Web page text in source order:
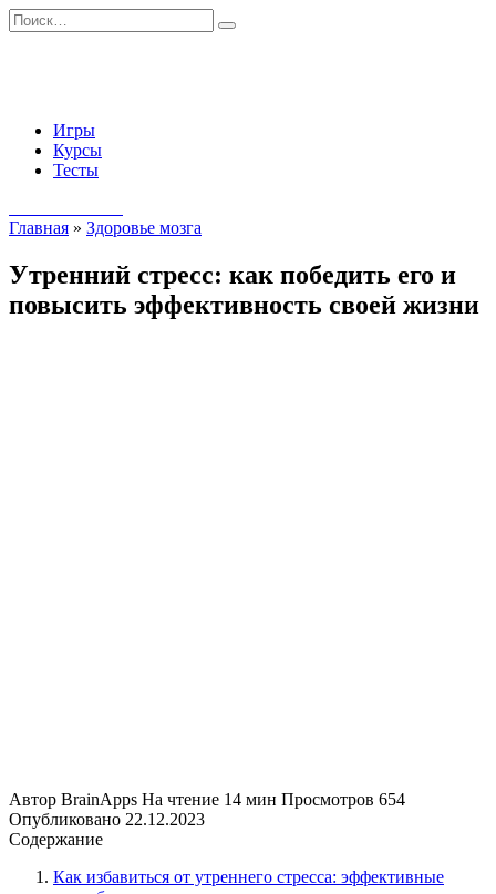
Перейти
к
Search
for:
Игры
Курсы
Тесты
Главная » Здоровье мозга
Утренний стресс: как победить его и
повысить эффективность своей жизни
Автор BrainApps На чтение 14 мин Просмотров 654
Опубликовано 22.12.2023
Содержание
Как избавиться от утреннего стресса: эффективные